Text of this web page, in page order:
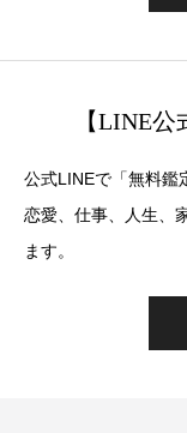
【LINE
公式LINEで「無料鑑
恋愛、仕事、人生、
ます。